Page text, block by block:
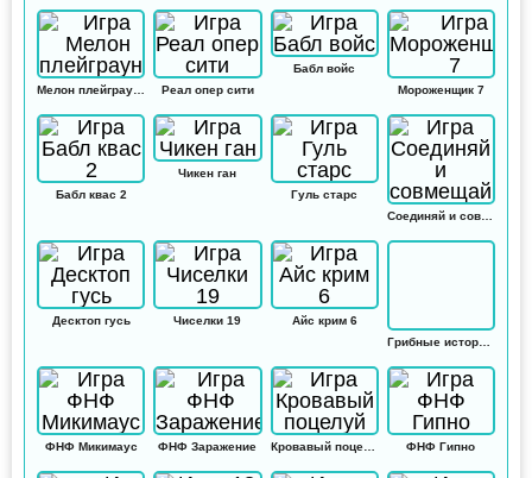
Реал опер сити
Бабл войс
Мороженщик 7
Бабл квас 2
Чикен ган
Гуль старс
Соединяй и совмещай
Десктоп гусь Чиселки 19
Айс крим 6
Грибные истории: Кликер
ФНФ Микимаус ФНФ Заражение Кровавый поцелуй ФНФ Гипно